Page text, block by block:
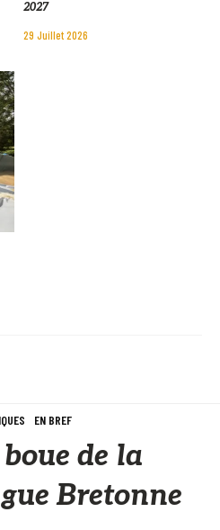
2027
29 Juillet 2026
EN BREF
de la
Bretonne